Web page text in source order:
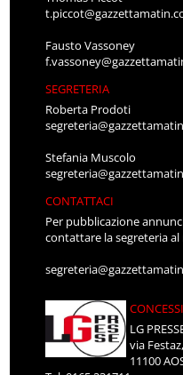
Fausto Vassoney
SEGRETERIA
Roberta Prodoti
Stefania Muscolo
CONTATTACI
Per pubblicazione
contattare la segreteria al
LG
via
11100